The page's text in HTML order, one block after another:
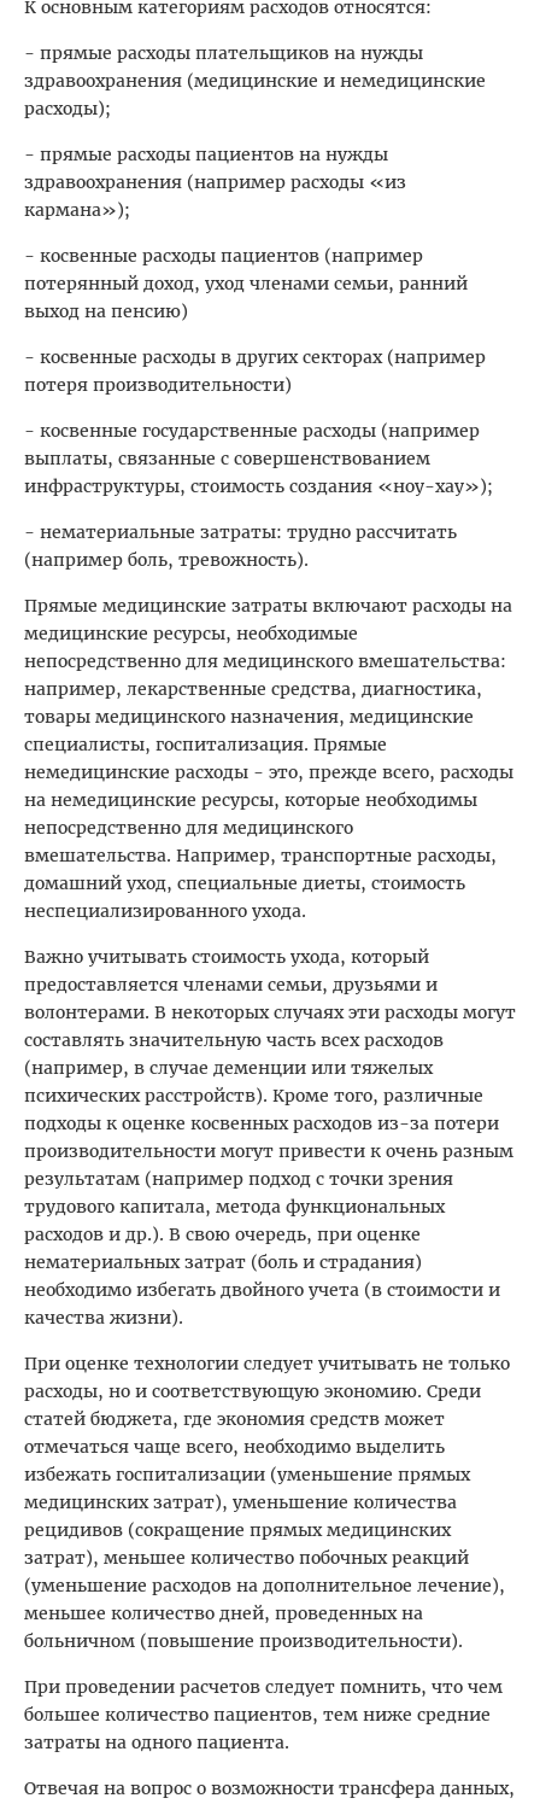
К основным категориям расходов относятся:
- прямые расходы плательщиков на нужды
здравоохранения (медицинские и немедицинские
расходы);
- прямые расходы пациентов на нужды
здравоохранения (например расходы «из
кармана»);
- косвенные расходы пациентов (например
потерянный доход, уход членами семьи, ранний
выход на пенсию)
- косвенные расходы в других секторах (например
потеря производительности)
- косвенные государственные расходы (например
выплаты, связанные с совершенствованием
инфраструктуры, стоимость создания «ноу-хау»);
- нематериальные затраты: трудно рассчитать
(например боль, тревожность).
Прямые медицинские затраты включают расходы на
медицинские ресурсы, необходимые
непосредственно для медицинского вмешательства:
например, лекарственные средства, диагностика,
товары медицинского назначения, медицинские
специалисты, госпитализация. Прямые
немедицинские расходы - это, прежде всего, расходы
на немедицинские ресурсы, которые необходимы
непосредственно для медицинского
вмешательства. Например, транспортные расходы,
домашний уход, специальные диеты, стоимость
неспециализированного ухода.
Важно учитывать стоимость ухода, который
предоставляется членами семьи, друзьями и
волонтерами. В некоторых случаях эти расходы могут
составлять значительную часть всех расходов
(например, в случае деменции или тяжелых
психических расстройств). Кроме того, различные
подходы к оценке косвенных расходов из-за потери
производительности могут привести к очень разным
результатам (например подход с точки зрения
трудового капитала, метода функциональных
расходов и др.). В свою очередь, при оценке
нематериальных затрат (боль и страдания)
необходимо избегать двойного учета (в стоимости и
качества жизни).
При оценке технологии следует учитывать не только
расходы, но и соответствующую экономию. Среди
статей бюджета, где экономия средств может
отмечаться чаще всего, необходимо выделить
избежать госпитализации (уменьшение прямых
медицинских затрат), уменьшение количества
рецидивов (сокращение прямых медицинских
затрат), меньшее количество побочных реакций
(уменьшение расходов на дополнительное лечение),
меньшее количество дней, проведенных на
больничном (повышение производительности).
При проведении расчетов следует помнить, что чем
большее количество пациентов, тем ниже средние
затраты на одного пациента.
Отвечая на вопрос о возможности трансфера данных,